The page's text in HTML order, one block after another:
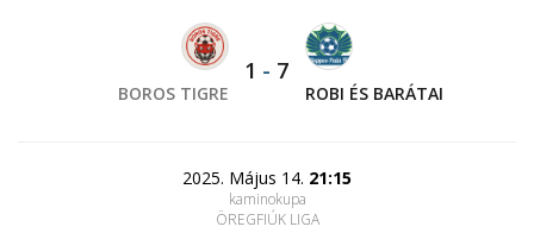
BOROS TIGRE
1 - 7
ROBI ÉS BARÁTAI
2025. Május 14. 21:15
kaminokupa
ÖREGFIÚK LIGA